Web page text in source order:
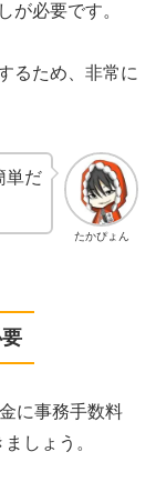
が必要です。
るため、非常に
たかぴょん
単だ
に事務手数料
しょう。